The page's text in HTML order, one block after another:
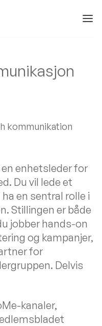
kommunikation
enhetsleder for
Du vil lede et
en sentral rolle i
Stillingen er både
jobber hands-on
og kampanjer,
for
Delvis
kanaler,